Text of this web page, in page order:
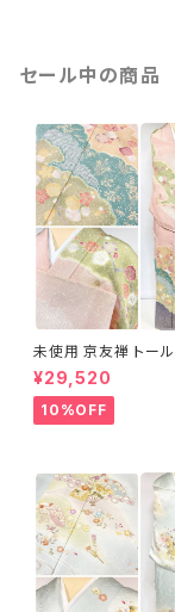
セール中の商品
未使用 京友禅 トー
め分け 金彩 訪問着
ンク 黄緑 紫 黄色
¥29,520
10%OFF